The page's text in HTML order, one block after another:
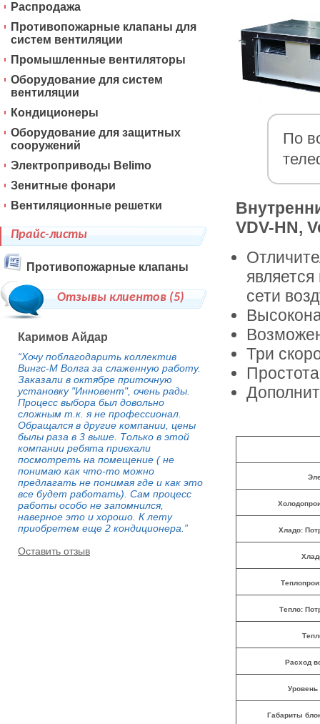
По
VDV-HN,
сети
Три
Хладо:
Тепло:
Расход
Габариты
Распродажа
Противопожарные клапаны для
систем вентиляции
Промышленные вентиляторы
Оборудование для систем
вентиляции
Кондиционеры
Оборудование для защитных
сооружений
Электроприводы Belimo
Зенитные фонари
Вентиляционные решетки
Прайс-листы
Противопожарные клапаны
Отзывы клиентов (5)
Каримов Айдар
“Хочу поблагодарить коллектив
Вингс-М Волга за слаженную работу.
Заказали в октябре приточную
установку "Инновент", очень рады.
Процесс выбора был довольно
сложным т.к. я не профессионал.
Обращался в другие компании, цены
былы раза в 3 выше. Только в этой
компании ребята приехали
посмотреть на помещение ( не
понимаю как что-то можно
предлагать не понимая где и как это
все будет работать). Сам процесс
работы особо не запомнился,
наверное это и хорошо. К лету
приобретем еще 2 кондиционера.”
Оставить отзыв